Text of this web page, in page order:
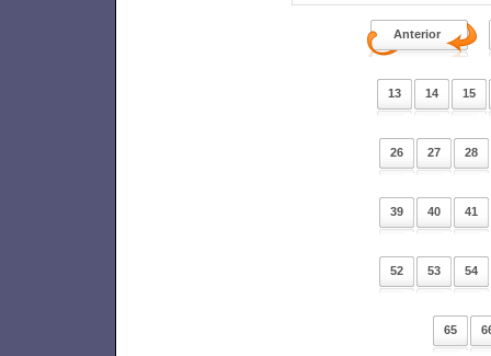
Anterior
13 14 15
26 27 28
39 40 41
52 53 54
65